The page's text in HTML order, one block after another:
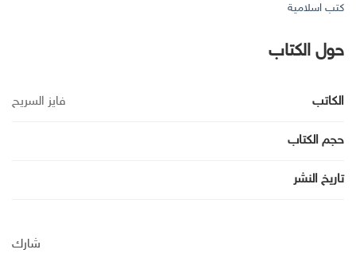
كتب اسلامية
حول الكتاب
الكاتب فايز السريح
حجم الكتاب
تاريخ النشر
شارك